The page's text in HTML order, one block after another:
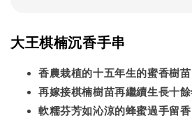
大王棋楠沉香手串
香農栽植的十五年生的蜜香樹苗
再嫁接棋楠樹苗再繼續生長十
軟糯芬芳如沁涼的蜂蜜過手留香